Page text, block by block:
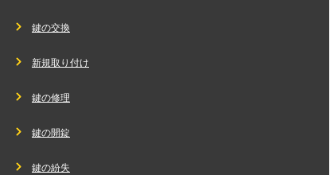
鍵の交換
新規取り付け
鍵の修理
鍵の開錠
鍵の紛失